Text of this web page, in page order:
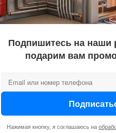
бар
мА
Вт.
Подпишитесь на наши
подарим вам
Нажимая кнопку, я соглашаюсь на